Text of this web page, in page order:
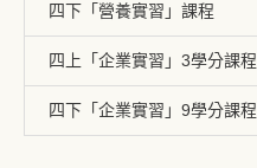
四下「營養實習」課程
四上「企業實習」3學分課程
四下「企業實習」9學分課程